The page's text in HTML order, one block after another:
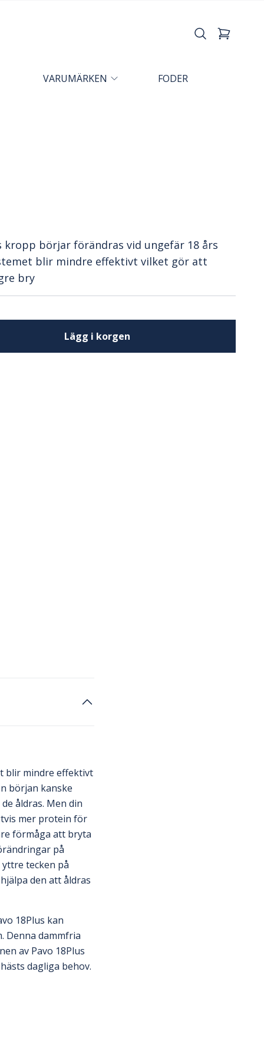
VARUMÄRKEN FODER
kropp börjar förändras vid ungefär 18 års
blir mindre effektivt vilket gör att
bry
Lägg i korgen
blir mindre effektivt
början kanske
åldras. Men din
mer protein för
förmåga att bryta
på
tecken på
den att åldras
18Plus kan
Denna dammfria
av Pavo 18Plus
dagliga behov.